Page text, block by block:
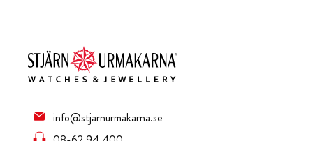
info@stjarnurmakarna.se